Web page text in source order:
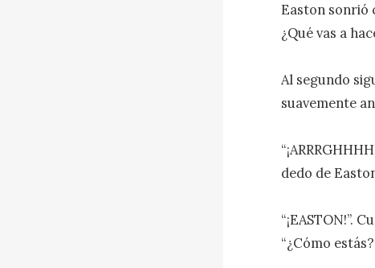
Easton sonrió
¿Qué vas a
Al segundo
suavemente
dedo de
“¡EASTON!”.
“¿Cómo